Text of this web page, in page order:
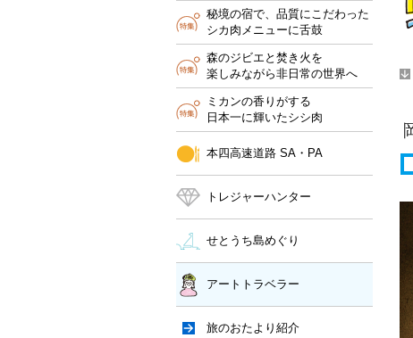
秘境の宿で、品質にこだわった
シカ肉メニューに舌鼓
森のジビエと焚き火を
楽しみながら非日常の世界へ
ミカンの香りがする
日本一に輝いたシシ肉
本四高速道路 SA・PA
トレジャーハンター
せとうち島めぐり
アートトラベラー
旅のおたより紹介